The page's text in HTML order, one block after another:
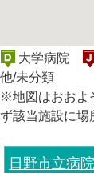
大学病院
他/未分類
※地図はおおよ
ず該当施設に場
日野市立病院